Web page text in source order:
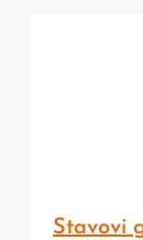
Stavovi